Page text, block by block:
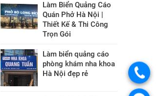
Làm Biển Quảng Cáo
Quán Phở Hà Nội |
Thiết Kế & Thi Công
Trọn Gói
Làm biển quảng cáo
phòng khám nha khoa
Hà Nội đẹp rẻ